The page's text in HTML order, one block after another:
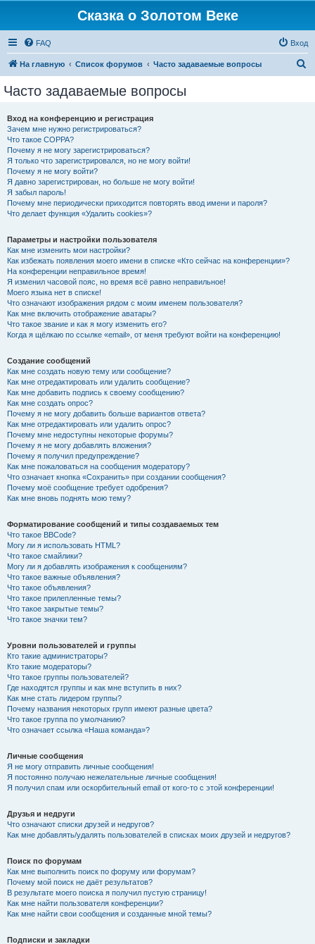
Сказка о Золотом Веке
FAQ Вход
На главную Список форумов Часто задаваемые вопросы
Часто задаваемые вопросы
Вход на конференцию и регистрация
Зачем мне нужно регистрироваться?
Что такое COPPA?
Почему я не могу зарегистрироваться?
Я только что зарегистрировался, но не могу войти!
Почему я не могу войти?
Я давно зарегистрирован, но больше не могу войти!
Я забыл пароль!
Почему мне периодически приходится повторять ввод имени и пароля?
Что делает функция «Удалить cookies»?
Параметры и настройки пользователя
Как мне изменить мои настройки?
Как избежать появления моего имени в списке «Кто сейчас на конференции»?
На конференции неправильное время!
Я изменил часовой пояс, но время всё равно неправильное!
Моего языка нет в списке!
Что означают изображения рядом с моим именем пользователя?
Как мне включить отображение аватары?
Что такое звание и как я могу изменить его?
Когда я щёлкаю по ссылке «email», от меня требуют войти на конференцию!
Создание сообщений
Как мне создать новую тему или сообщение?
Как мне отредактировать или удалить сообщение?
Как мне добавить подпись к своему сообщению?
Как мне создать опрос?
Почему я не могу добавить больше вариантов ответа?
Как мне отредактировать или удалить опрос?
Почему мне недоступны некоторые форумы?
Почему я не могу добавлять вложения?
Почему я получил предупреждение?
Как мне пожаловаться на сообщения модератору?
Что означает кнопка «Сохранить» при создании сообщения?
Почему моё сообщение требует одобрения?
Как мне вновь поднять мою тему?
Форматирование сообщений и типы создаваемых тем
Что такое BBCode?
Могу ли я использовать HTML?
Что такое смайлики?
Могу ли я добавлять изображения к сообщениям?
Что такое важные объявления?
Что такое объявления?
Что такое прилепленные темы?
Что такое закрытые темы?
Что такое значки тем?
Уровни пользователей и группы
Кто такие администраторы?
Кто такие модераторы?
Что такое группы пользователей?
Где находятся группы и как мне вступить в них?
Как мне стать лидером группы?
Почему названия некоторых групп имеют разные цвета?
Что такое группа по умолчанию?
Что означает ссылка «Наша команда»?
Личные сообщения
Я не могу отправить личные сообщения!
Я постоянно получаю нежелательные личные сообщения!
Я получил спам или оскорбительный email от кого-то с этой конференции!
Друзья и недруги
Что означают списки друзей и недругов?
Как мне добавлять/удалять пользователей в списках моих друзей и недругов?
Поиск по форумам
Как мне выполнить поиск по форуму или форумам?
Почему мой поиск не даёт результатов?
В результате моего поиска я получил пустую страницу!
Как мне найти пользователя конференции?
Как мне найти свои сообщения и созданные мной темы?
Подписки и закладки